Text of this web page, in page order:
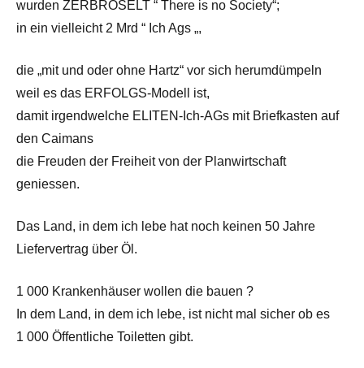
wurden ZERBRÖSELT “ There is no Society“;
in ein vielleicht 2 Mrd “ Ich Ags „,
die „mit und oder ohne Hartz“ vor sich herumdümpeln
weil es das ERFOLGS-Modell ist,
damit irgendwelche ELITEN-Ich-AGs mit Briefkasten auf
den Caimans
die Freuden der Freiheit von der Planwirtschaft
geniessen.
Das Land, in dem ich lebe hat noch keinen 50 Jahre
Liefervertrag über Öl.
1 000 Krankenhäuser wollen die bauen ?
In dem Land, in dem ich lebe, ist nicht mal sicher ob es
1 000 Öffentliche Toiletten gibt.